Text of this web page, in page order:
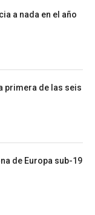
a nada en el año
primera de las seis
de Europa sub-19